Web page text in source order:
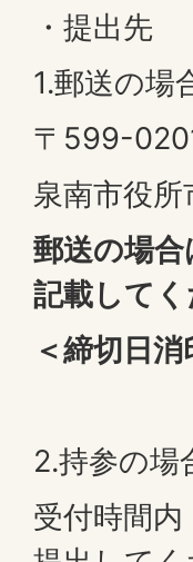
・提出先
1.郵送の場
〒599-
泉南市役
郵送の場
記載してく
＜締切日消
2.持参の場
受付時間